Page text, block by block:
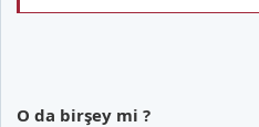
O da birşey mi ?